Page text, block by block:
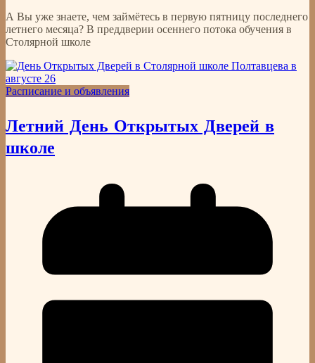
А Вы уже знаете, чем займётесь в первую пятницу последнего
летнего месяца? В преддверии осеннего потока обучения в
Столярной школе
Расписание и объявления
Летний День Открытых Дверей в
школе